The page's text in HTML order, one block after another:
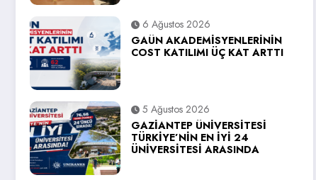
6 Ağustos 2026
GAÜN AKADEMİSYENLERİNİN
COST KATILIMI ÜÇ KAT ARTTI
5 Ağustos 2026
GAZİANTEP ÜNİVERSİTESİ
TÜRKİYE’NİN EN İYİ 24
ÜNİVERSİTESİ ARASINDA